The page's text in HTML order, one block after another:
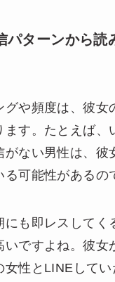
パターンから読
グや頻度は、彼女
ます。たとえば、
がない男性は、彼
可能性があるの
にも即レスしてく
いですよね。彼女
女性とLINEしてい